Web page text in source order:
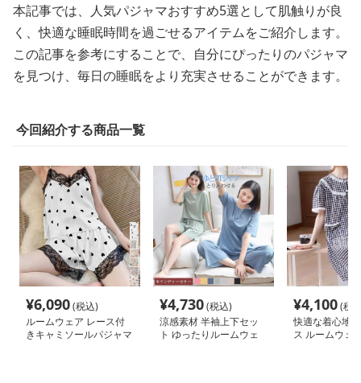
本記事では、人気パジャマおすすめ5選として肌触りが良
く、快適な睡眠時間を過ごせるアイテムをご紹介します。
この記事を参考にすることで、自分にぴったりのパジャマ
を見つけ、毎日の睡眠をより充実させることができます。
今回紹介する商品一覧
¥6,090(税込)
ルームウェア レース付
きキャミソールパジャマ
¥4,730(税込)
涼感素材 半袖上下セッ
ト ゆったりルームウェ
¥4,100(税
快適な着心地
ス ルームウェ